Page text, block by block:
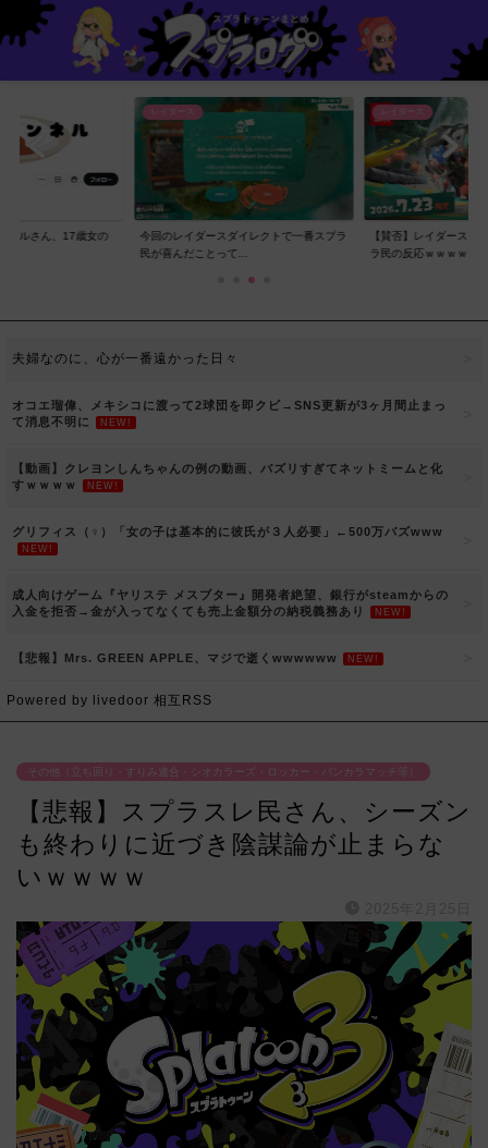
ネルさん、17歳女の
レイダース
今回のレイダースダイレクトで一番スプラ
民が喜んだことって...
レイダース
【賛否】レイダースダ
ラ民の反応ｗｗｗｗ...
夫婦なのに、心が一番遠かった日々
オコエ瑠偉、メキシコに渡って2球団を即クビ→SNS更新が3ヶ月間止まっ
て消息不明に
NEW!
【動画】クレヨンしんちゃんの例の動画、バズリすぎてネットミームと化
すｗｗｗｗ
NEW!
グリフィス（♀）「女の子は基本的に彼氏が３人必要」←500万バズwww
NEW!
成人向けゲーム『ヤリステ メスブター』開発者絶望、銀行がsteamからの
入金を拒否→金が入ってなくても売上金額分の納税義務あり
NEW!
【悲報】Mrs. GREEN APPLE、マジで逝くwwwwww NEW!
Powered by livedoor 相互RSS
その他（立ち回り・すりみ連合・シオカラーズ・ロッカー・バンカラマッチ等）
【悲報】スプラスレ民さん、シーズン
も終わりに近づき陰謀論が止まらな
いｗｗｗｗ